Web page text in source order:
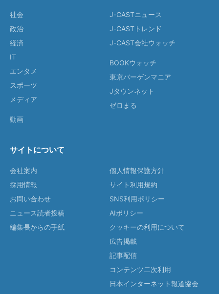
社会
政治
経済
IT
エンタメ
スポーツ
メディア
動画
J-CASTニュース
J-CASTトレンド
J-CAST会社ウォッチ
BOOKウォッチ
東京バーゲンマニア
Jタウンネット
ゼロまる
サイトについて
会社案内
採用情報
お問い合わせ
ニュース読者投稿
編集長からの手紙
個人情報保護方針
サイト利用規約
SNS利用ポリシー
AIポリシー
クッキーの利用について
広告掲載
記事配信
コンテンツ二次利用
日本インターネット報道協会